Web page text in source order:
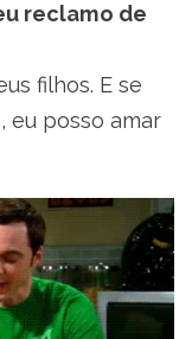
reclamo de
filhos. E se
eu posso amar